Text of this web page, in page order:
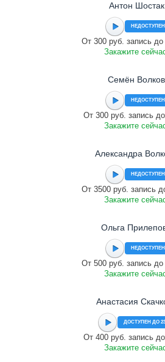
Антон Шостак
НЕДОСТУПЕН
От 300 руб. запись до
Закажите
Семён Волков
НЕДОСТУПЕН
От 300 руб. запись
Закажите
Александра
НЕДОСТУПЕН
От 3500 руб. запись
Закажите
Ольга
НЕДОСТУПЕН
От 500 руб. запись до
Закажите
Анастасия
ДОСТУПЕН ДО
От 400 руб. запись
Закажите